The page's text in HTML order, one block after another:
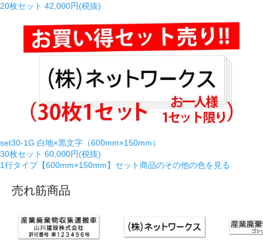
20枚セット 42,000円(税抜)
set30-1G 白地×黒文字（600mm×150mm）
30枚セット 60,000円(税抜)
1行タイプ【600mm×150mm】セット商品のその他の色を見る
売れ筋商品